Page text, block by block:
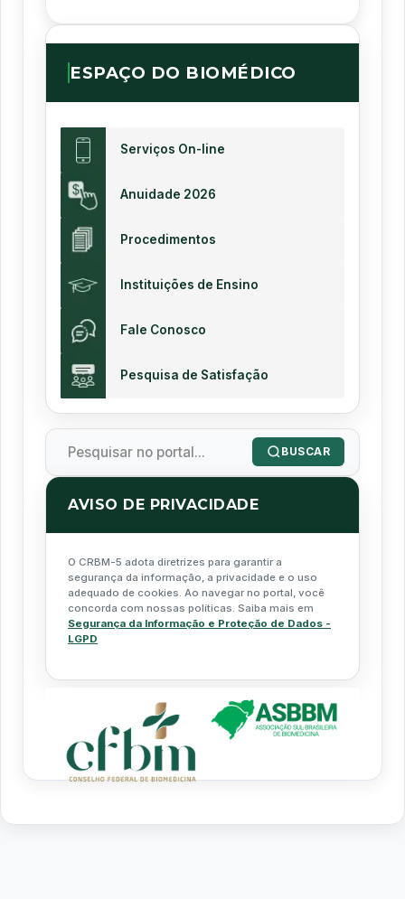
ESPAÇO DO BIOMÉDICO
Serviços On-line
Anuidade 2026
Procedimentos
Instituições de Ensino
Fale Conosco
Pesquisa de Satisfação
BUSCAR
AVISO DE PRIVACIDADE
O CRBM-5 adota diretrizes para garantir a
segurança da informação, a privacidade e o uso
adequado de cookies. Ao navegar no portal, você
concorda com nossas políticas. Saiba mais em
Segurança da Informação e Proteção de Dados -
LGPD